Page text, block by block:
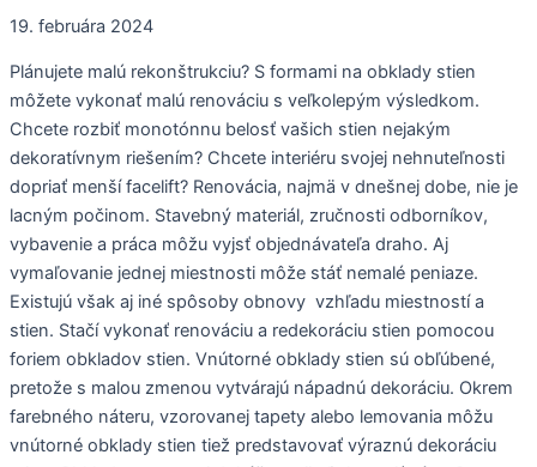
19. februára 2024
Plánujete malú rekonštrukciu? S formami na obklady stien
môžete vykonať malú renováciu s veľkolepým výsledkom.
Chcete rozbiť monotónnu belosť vašich stien nejakým
dekoratívnym riešením? Chcete interiéru svojej nehnuteľnosti
dopriať menší facelift? Renovácia, najmä v dnešnej dobe, nie je
lacným počinom. Stavebný materiál, zručnosti odborníkov,
vybavenie a práca môžu vyjsť objednávateľa draho. Aj
vymaľovanie jednej miestnosti môže stáť nemalé peniaze.
Existujú však aj iné spôsoby obnovy vzhľadu miestností a
stien. Stačí vykonať renováciu a redekoráciu stien pomocou
foriem obkladov stien. Vnútorné obklady stien sú obľúbené,
pretože s malou zmenou vytvárajú nápadnú dekoráciu. Okrem
farebného náteru, vzorovanej tapety alebo lemovania môžu
vnútorné obklady stien tiež predstavovať výraznú dekoráciu